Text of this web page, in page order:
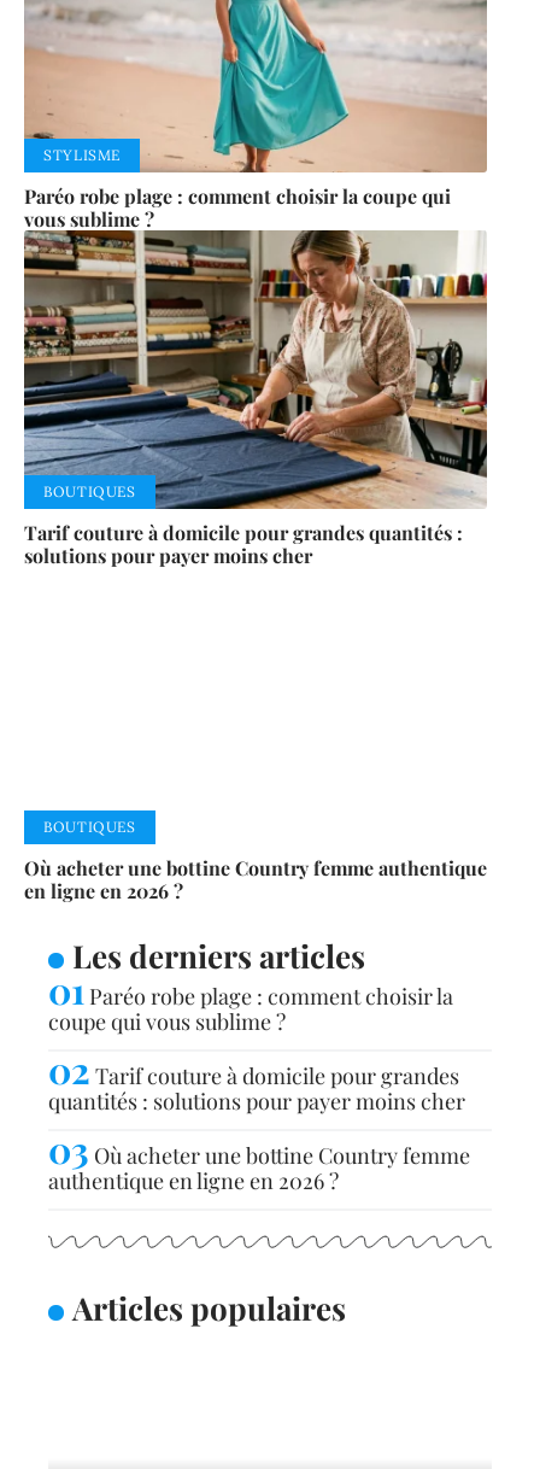
STYLISME
Paréo robe plage : comment choisir la coupe qui
vous sublime ?
BOUTIQUES
Tarif couture à domicile pour grandes quantités :
solutions pour payer moins cher
BOUTIQUES
Où acheter une bottine Country femme authentique
en ligne en 2026 ?
Les derniers articles
Paréo robe plage : comment choisir la
coupe qui vous sublime ?
Tarif couture à domicile pour grandes
quantités : solutions pour payer moins cher
Où acheter une bottine Country femme
authentique en ligne en 2026 ?
Articles populaires